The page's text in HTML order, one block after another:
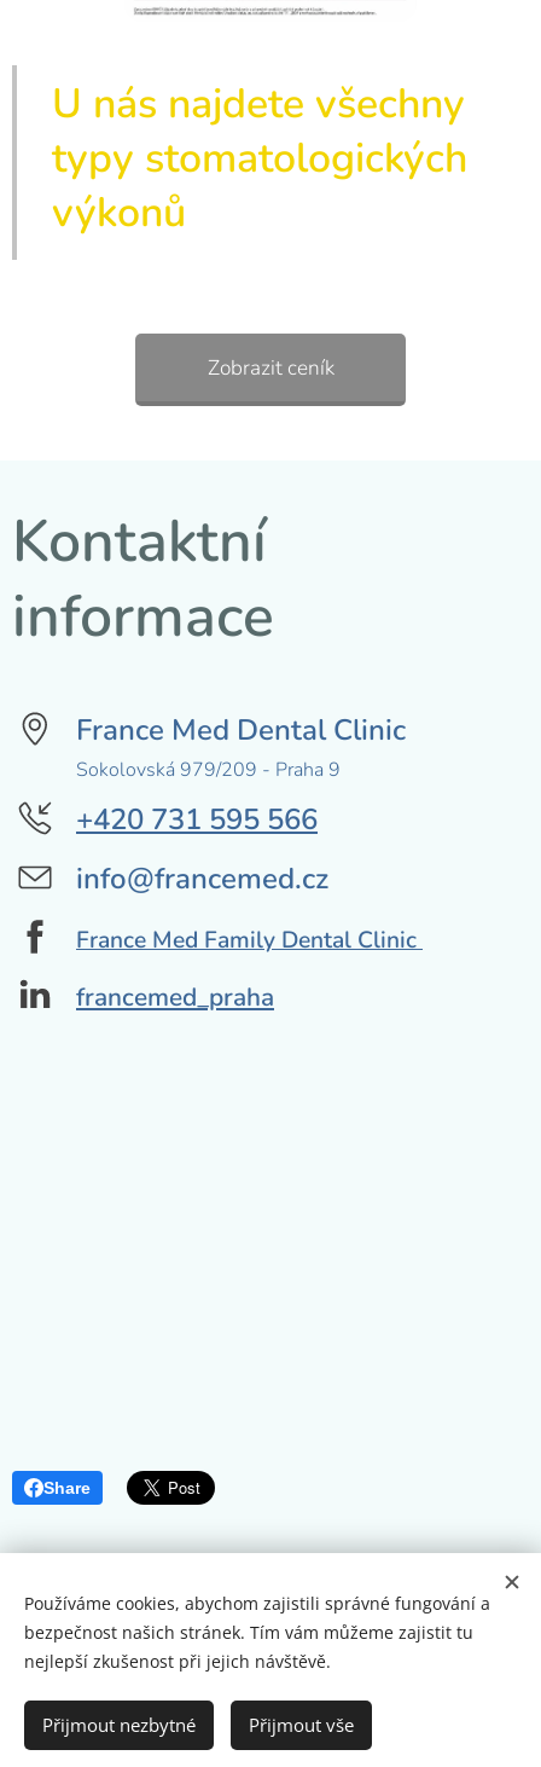
U nás najdete všechny
typy stomatologických
výkonů
Zobrazit ceník
Kontaktní
informace
France Med Dental Clinic
Sokolovská 979/209 - Praha 9
+420 731 595 566
info@francemed.cz
France Med Family Dental Clinic
francemed_praha
Share
Jsme tu pro váš zdravý úsměv.
by GoodWayInc
Cookies
Jazyky
Čeština
Français
Používáme cookies, abychom zajistili správné fungování a
bezpečnost našich stránek. Tím vám můžeme zajistit tu
nejlepší zkušenost při jejich návštěvě.
Přijmout nezbytné Přijmout vše